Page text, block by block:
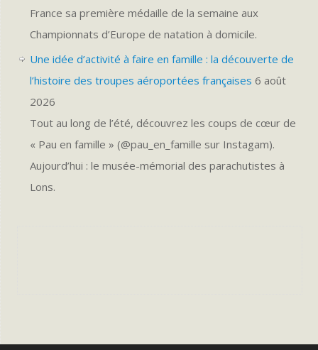
France sa première médaille de la semaine aux
Championnats d’Europe de natation à domicile.
Une idée d’activité à faire en famille : la découverte de
l’histoire des troupes aéroportées françaises 6 août
2026
Tout au long de l’été, découvrez les coups de cœur de
« Pau en famille » (@pau_en_famille sur Instagam).
Aujourd’hui : le musée-mémorial des parachutistes à
Lons.